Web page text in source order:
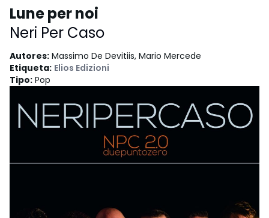
Lune per noi
Neri Per Caso
Autores: Massimo De Devitiis, Mario Mercede
Etiqueta: Elios Edizioni
Tipo: Pop